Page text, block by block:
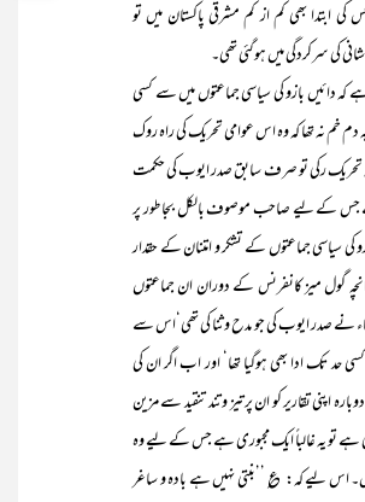
کی ابتدا بھی کم از کم مشرقی پاکستان میں تو
کی سرکردگی میں ہوگئی تھی۔
کہ دائیں بازو کی سیاسی جماعتوں میں سے کسی
دم خم نہ تھا کہ وہ اس عوامی تحریک کی راہ روک
تحریک رکی تو صرف سابق صدر ایوب کی حکمت
جس کے لیے صاحب موصوف بالکل بجا طور پر
کی سیاسی جماعتوں کے تشکر و امتنان کے حقدار
گول میز کانفرنس کے دوران ان جماعتوں
نے صدر ایوب کی جو مدح و ثنا کی تھی‘اس سے
حد تک ادا بھی ہوگیا تھا‘ اور اب اگر ان کی
اپنی تقاریر کو ان پر تیز و تند تنقید سے مزین
ہے تو یہ غالباً ایک مجبوری ہے جس کے لیے وہ
اس لیے کہ: ؏ ’’بنتی نہیں ہے بادہ و ساغر